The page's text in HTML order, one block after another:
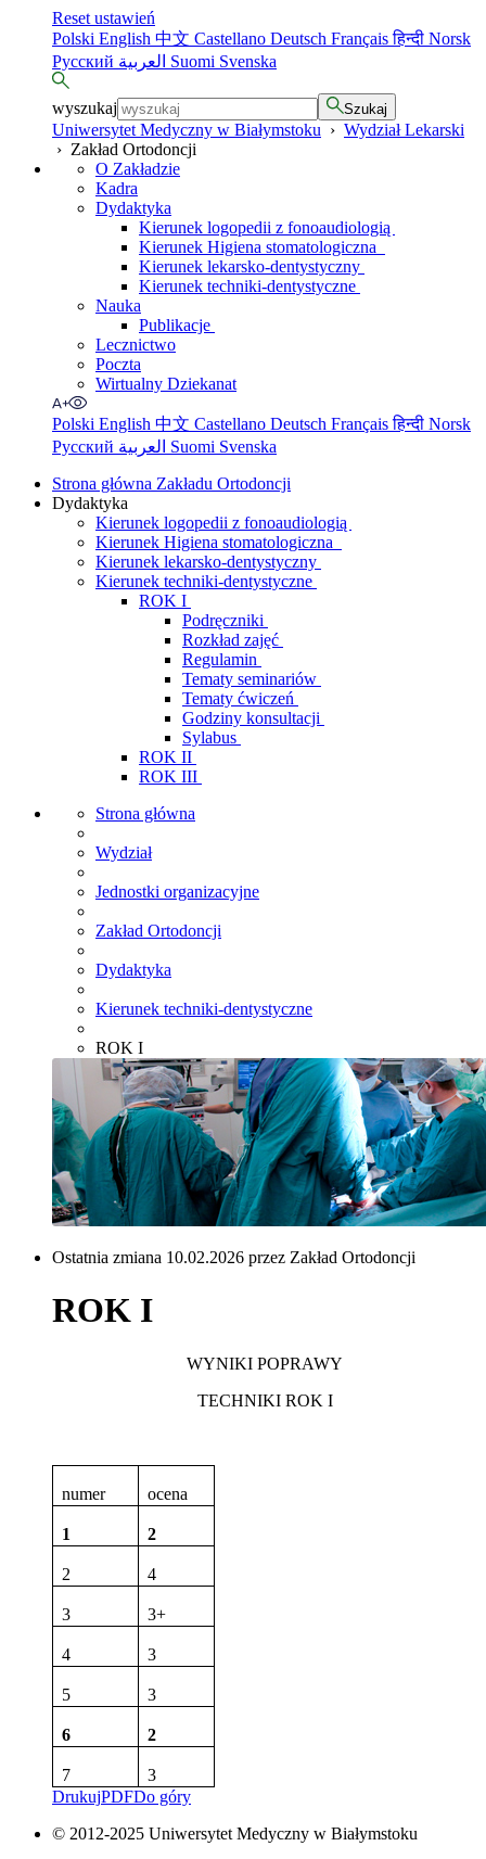
Reset ustawień
Polski English 中文 Castellano Deutsch Françaisहिन्दी Norsk
Русский
Suomi Svenska
wyszukaj Szukaj
Uniwersytet Medyczny w Białymstoku › Wydział Lekarski
› Zakład Ortodoncji
O Zakładzie
Kadra
Dydaktyka
Kierunek logopedii z fonoaudiologią
Kierunek Higiena stomatologiczna
Kierunek lekarsko-dentystyczny
Kierunek techniki-dentystyczne
Nauka
Publikacje
Lecznictwo
Poczta
Wirtualny Dziekanat
Polski English 中文 Castellano Deutsch Françaisहिन्दी Norsk
Русский
Suomi Svenska
Strona główna Zakładu Ortodoncji
Dydaktyka
Kierunek logopedii z fonoaudiologią
Kierunek Higiena stomatologiczna
Kierunek lekarsko-dentystyczny
Kierunek techniki-dentystyczne
ROK I
Podręczniki
Rozkład zajęć
Regulamin
Tematy seminariów
Tematy ćwiczeń
Godziny konsultacji
Sylabus
ROK II
ROK III
Strona główna
Wydział
Jednostki organizacyjne
Zakład Ortodoncji
Dydaktyka
Kierunek techniki-dentystyczne
ROK I
Ostatnia zmiana 10.02.2026 przez Zakład Ortodoncji
ROK I
WYNIKI POPRAWY
TECHNIKI ROK I
numer ocena
1 2
2 4
3 3+
4 3
5 3
6 2
7
3
DrukujPDFDo góry
© 2012-2025 Uniwersytet Medyczny w Białymstoku